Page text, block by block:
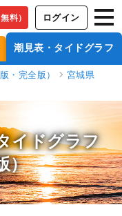
料） ログイン
潮見表・タイドグラフ
・完全版）
宮城県
イドグラフ
）